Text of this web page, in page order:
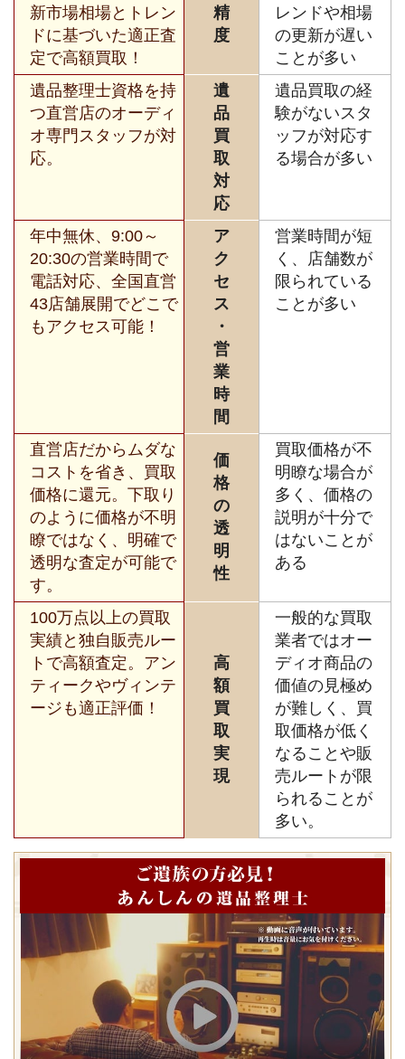
新市場相場とトレン
ドに基づいた適正査
定で高額買取！
精
度
レンドや相場
の更新が遅い
ことが多い
遺品整理士資格を持
つ直営店のオーディ
オ専門スタッフが対
応。
遺
品
買
取
対
応
遺品買取の経
験がないスタ
ッフが対応す
る場合が多い
年中無休、9:00～
20:30の営業時間で
電話対応、全国直営
43店舗展開でどこで
もアクセス可能！
ア
ク
セ
ス
・
営
業
時
間
営業時間が短
く、店舗数が
限られている
ことが多い
直営店だからムダな
コストを省き、買取
価格に還元。下取り
のように価格が不明
瞭ではなく、明確で
透明な査定が可能で
す。
価
格
の
透
明
性
買取価格が不
明瞭な場合が
多く、価格の
説明が十分で
はないことが
ある
100万点以上の買取
実績と独自販売ルー
トで高額査定。アン
ティークやヴィンテ
ージも適正評価！
高
額
買
取
実
現
一般的な買取
業者ではオー
ディオ商品の
価値の見極め
が難しく、買
取価格が低く
なることや販
売ルートが限
られることが
多い。